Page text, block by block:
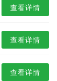
查看详情
查看详情
查看详情